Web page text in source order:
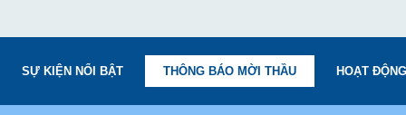
SỰ KIỆN NỔI BẬT THÔNG BÁO MỜI THẦU HOẠT